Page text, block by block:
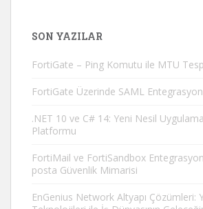
SON YAZILAR
FortiGate – Ping Komutu ile MTU
FortiGate Üzerinde SAML
.NET 10 ve C# 14: Yeni Nesil
Platformu
FortiMail ve FortiSandbox
posta Güvenlik Mimarisi
EnGenius Network Altyapı Çözümleri: